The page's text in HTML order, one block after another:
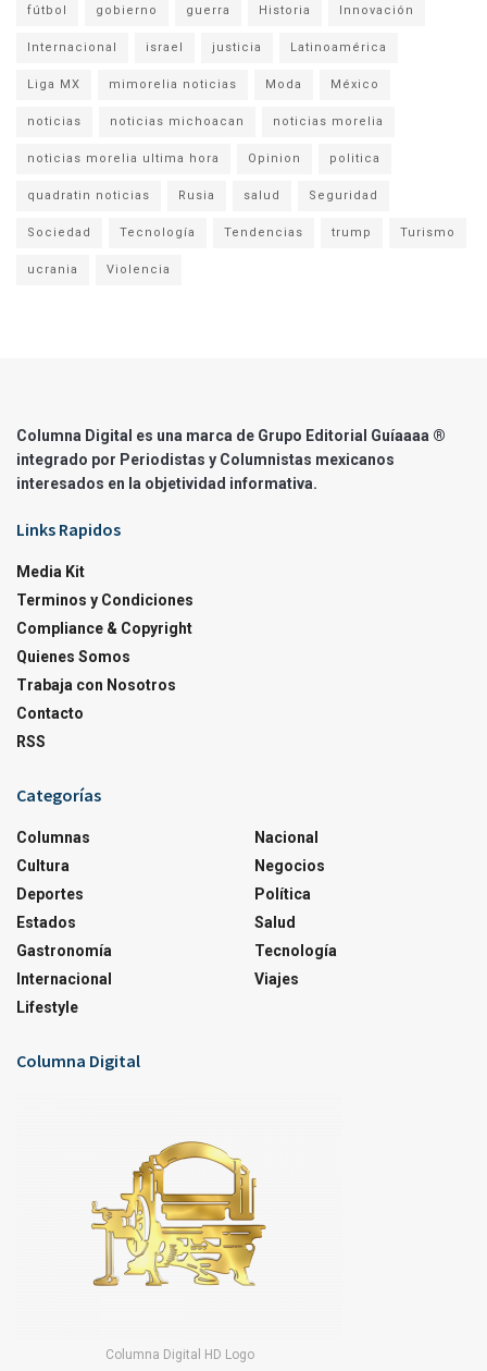
fútbol gobierno guerra Historia Innovación
Internacional israel justicia Latinoamérica
Liga MX mimorelia noticias Moda México
noticias noticias michoacan noticias morelia
noticias morelia ultima hora Opinion politica
quadratin noticias Rusia salud Seguridad
Sociedad Tecnología Tendencias trump Turismo
ucrania Violencia
Columna Digital es una marca de Grupo Editorial Guíaaaa ®
integrado por Periodistas y Columnistas mexicanos
interesados en la objetividad informativa.
Links Rapidos
Media Kit
Terminos y Condiciones
Compliance & Copyright
Quienes Somos
Trabaja con Nosotros
Contacto
RSS
Categorías
Columnas
Cultura
Deportes
Estados
Gastronomía
Internacional
Lifestyle
Nacional
Negocios
Política
Salud
Tecnología
Viajes
Columna Digital
Columna Digital HD Logo